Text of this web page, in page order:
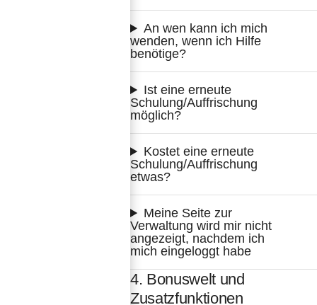
An wen kann ich mich
wenden, wenn ich Hilfe
benötige?
Ist eine erneute
Schulung/Auffrischung
möglich?
Kostet eine erneute
Schulung/Auffrischung
etwas?
Meine Seite zur
Verwaltung wird mir nicht
angezeigt, nachdem ich
mich eingeloggt habe
4. Bonuswelt und
Zusatzfunktionen